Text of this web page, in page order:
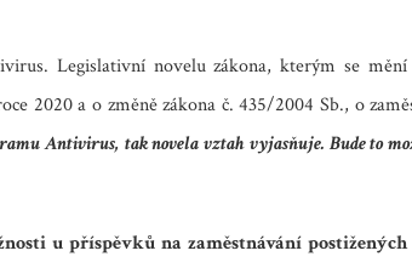
Legislativní novelu zákona, kterým se
2020 a o změně zákona č. 435/2004 Sb., o
Antivirus, tak novela vztah vyjasňuje. Bude to
u příspěvků na zaměstnávání